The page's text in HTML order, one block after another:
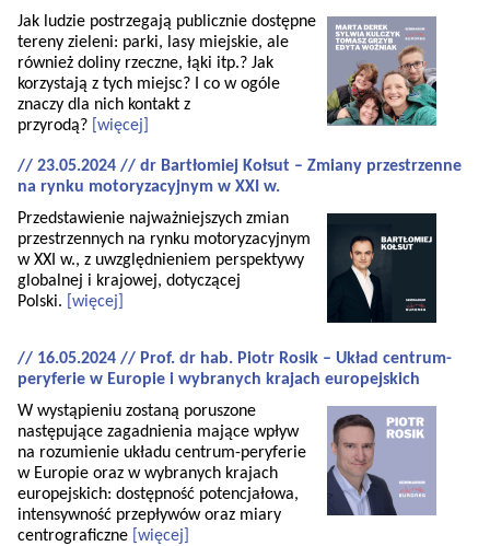
Jak ludzie postrzegają publicznie dostępne
tereny zieleni: parki, lasy miejskie, ale
również doliny rzeczne, łąki itp.? Jak
korzystają z tych miejsc? I co w ogóle
znaczy dla nich kontakt z
przyrodą? [więcej]
// 23.05.2024 // dr Bartłomiej Kołsut – Zmiany przestrzenne
na rynku motoryzacyjnym w XXI w.
Przedstawienie najważniejszych zmian
przestrzennych na rynku motoryzacyjnym
w XXI w., z uwzględnieniem perspektywy
globalnej i krajowej, dotyczącej
Polski.
[więcej]
// 16.05.2024 // Prof. dr hab. Piotr Rosik – Układ centrum-
peryferie w Europie i wybranych krajach europejskich
W wystąpieniu zostaną poruszone
następujące zagadnienia mające wpływ
na rozumienie układu centrum-peryferie
w Europie oraz w wybranych krajach
europejskich: dostępność potencjałowa,
intensywność przepływów oraz miary
centrograficzne [więcej]